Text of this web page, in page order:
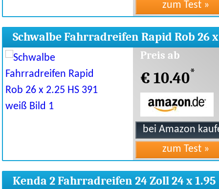
Schwalbe Fahrradreifen Rapid Rob 26 x
2.25 HS 391 weiß
Preis ab
€ 10.40*
Kenda 2 Fahrradreifen 24 Zoll 24 x 1.95